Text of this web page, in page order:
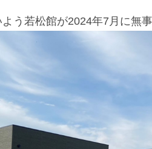
う若松館が2024年7月に無